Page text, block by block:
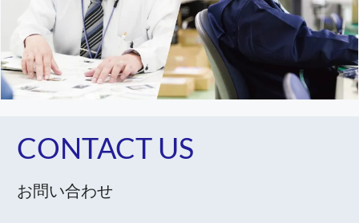
CONTACT US
お問い合わせ